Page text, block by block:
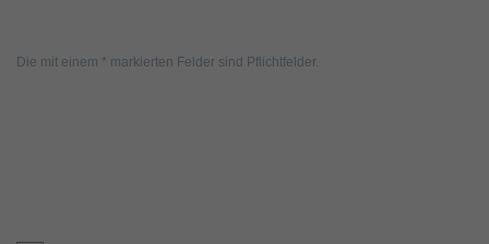
Die mit einem * markierten Felder sind Pflichtfelder.